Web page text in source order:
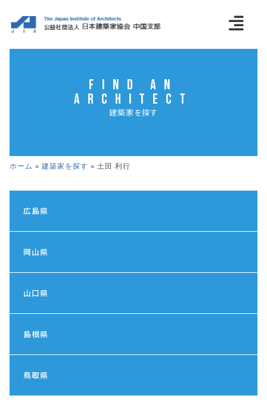
Find an
Architect
建築家を探す
ホーム » 建築家を探す » 土田 利行
広島県
岡山県
山口県
島根県
鳥取県